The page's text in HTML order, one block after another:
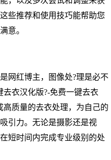
些推荐和使用技巧能帮助您
意。
网红博主，图像处?理是必不
衣汉化版?-免费一键去衣
高质量的去衣处理，为自己的
引力。无论是摄影还是视
短时间内完成专业级别的处